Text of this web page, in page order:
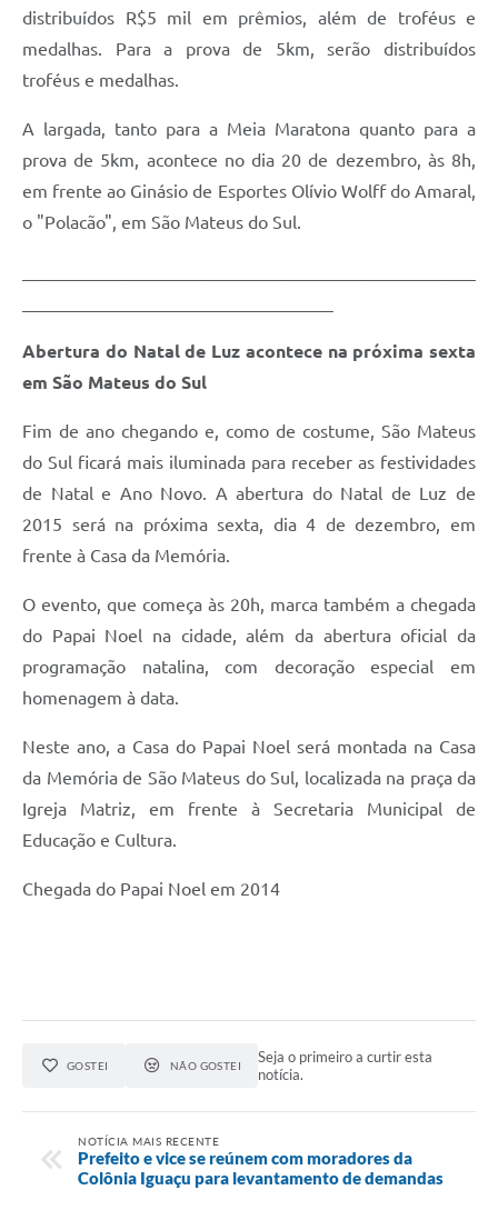
Termos de Fomento
Galeria de Fotos
Arquivos para Download
Carta de Serviços
Legislação
Agenda
SIC
Solicitação de Remoção: Instituições Escolares
Contato
Telefones Úteis
distribuídos R$5 mil em prêmios, além de troféus e
medalhas. Para a prova de 5km, serão distribuídos
troféus e medalhas.
A largada, tanto para a Meia Maratona quanto para a
prova de 5km, acontece no dia 20 de dezembro, às 8h,
em frente ao Ginásio de Esportes Olívio Wolff do Amaral,
o "Polacão", em São Mateus do Sul.
Abertura do Natal de Luz acontece na próxima sexta
em São Mateus do Sul
Fim de ano chegando e, como de costume, São Mateus
do Sul ficará mais iluminada para receber as festividades
de Natal e Ano Novo. A abertura do Natal de Luz de
2015 será na próxima sexta, dia 4 de dezembro, em
frente à Casa da Memória.
O evento, que começa às 20h, marca também a chegada
do Papai Noel na cidade, além da abertura oficial da
programação natalina, com decoração especial em
homenagem à data.
Neste ano, a Casa do Papai Noel será montada na Casa
da Memória de São Mateus do Sul, localizada na praça da
Igreja Matriz, em frente à Secretaria Municipal de
Educação e Cultura.
Chegada do Papai Noel em 2014
GOSTEI NÃO GOSTEI
Seja o primeiro a curtir esta
notícia.
NOTÍCIA MAIS RECENTE
Prefeito e vice se reúnem com moradores da
Colônia Iguaçu para levantamento de demandas